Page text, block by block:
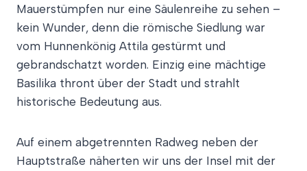
Mauerstümpfen nur eine Säulenreihe zu sehen –
kein Wunder, denn die römische Siedlung war
vom Hunnenkönig Attila gestürmt und
gebrandschatzt worden. Einzig eine mächtige
Basilika thront über der Stadt und strahlt
historische Bedeutung aus.
Auf einem abgetrennten Radweg neben der
Hauptstraße näherten wir uns der Insel mit der